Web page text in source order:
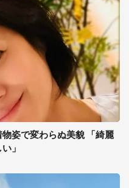
姿で変わらぬ美貌 「綺麗
」